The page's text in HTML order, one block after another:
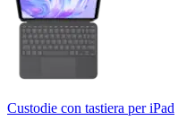
Custodie con tastiera per iPad